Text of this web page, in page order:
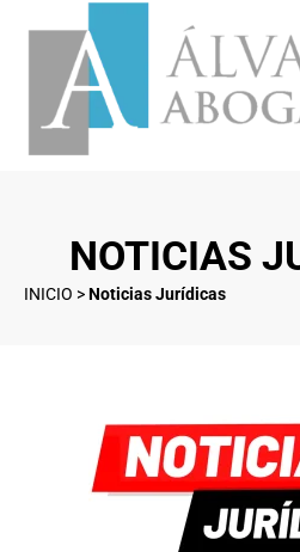
NOTICIAS
INICIO >Noticias Jurídicas